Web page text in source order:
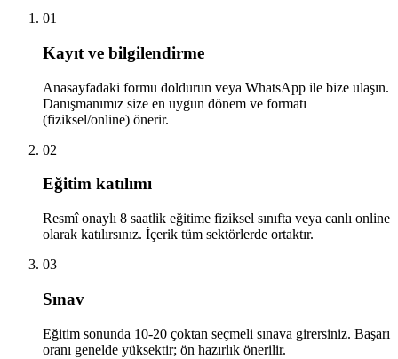
01
Kayıt ve bilgilendirme
Anasayfadaki formu doldurun veya WhatsApp ile bize ulaşın.
Danışmanımız size en uygun dönem ve formatı
(fiziksel/online) önerir.
02
Eğitim katılımı
Resmî onaylı 8 saatlik eğitime fiziksel sınıfta veya canlı online
olarak katılırsınız. İçerik tüm sektörlerde ortaktır.
03
Sınav
Eğitim sonunda 10-20 çoktan seçmeli sınava girersiniz. Başarı
oranı genelde yüksektir; ön hazırlık önerilir.